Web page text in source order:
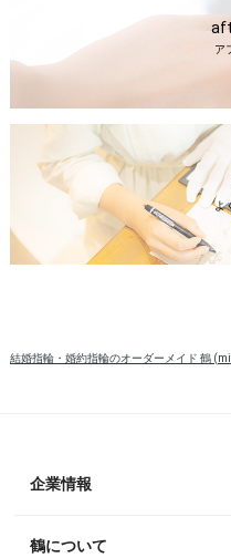
ア
よ
結婚指輪・婚約指輪のオーダーメイド 鶴
企業情報
鶴について